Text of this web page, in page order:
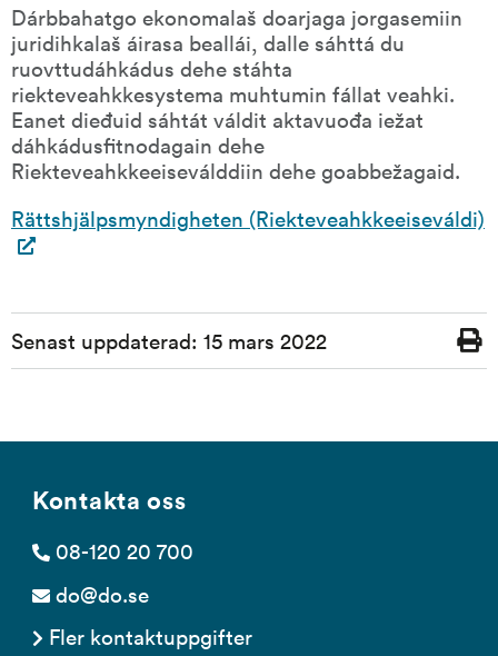
Dárbbahatgo ekonomalaš doarjaga jorgasemiin
juridihkalaš áirasa beallái, dalle sáhttá du
ruovttudáhkádus dehe stáhta
riekteveahkkesystema muhtumin fállat veahki.
Eanet dieđuid sáhtát váldit aktavuođa iežat
dáhkádusfitnodagain dehe
Riekteveahkkeeiseválddiin dehe goabbežagaid.
Rättshjälpsmyndigheten (Riekteveahkkeeiseváldi)
Sidinformation
Senast uppdaterad: 15 mars 2022
Skriv
ut
Kontakta oss
08-120 20 700
do@do.se
Fler kontaktuppgifter